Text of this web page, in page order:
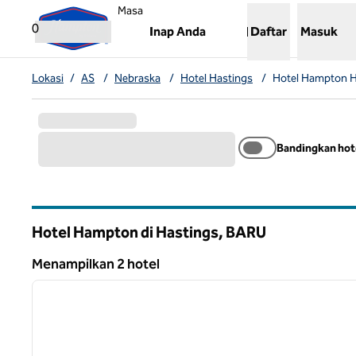
Lompati ke Konten
0
Masa
Inap Anda
,Membuka tab baru
Daftar Masuk
Lokasi / AS / Nebraska / Hotel Hastings / Hotel Hampton
Bandingkan
Hotel Hampton di Hastings, BARU
Menampilkan 2 hotel
Menampilkan 2 hotel
1 dari 12